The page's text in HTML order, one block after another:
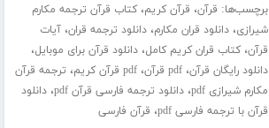
برچسب‌ها: قرآن، قرآن کریم،کتاب قرآن ترجمه مکارم
شیرازی،دانلود قران مکارم،دانلود ترجمه قران،آیات
قرآن،کتاب قران کریم کامل،دانلود قرآن برای موبایل،
دانلود رایگان قرآن،pdf قرآن ،pdf قرآن کریم ، ترجمه قرآن
مکارم شیرازی pdf
،دانلود ترجمه فارسی قرآن pdf ،دانلود
قرآن با ترجمه فارسی pdf
، قرآن فارسی